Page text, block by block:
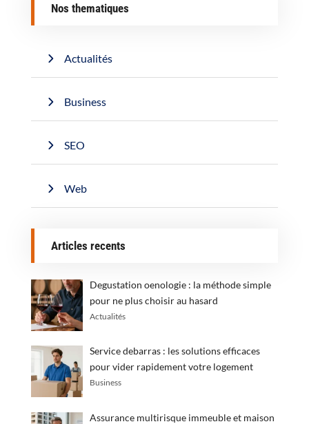
Nos thematiques
Actualités
Business
SEO
Web
Articles recents
Degustation oenologie : la méthode simple
pour ne plus choisir au hasard
Actualités
Service debarras : les solutions efficaces
pour vider rapidement votre logement
Business
Assurance multirisque immeuble et maison